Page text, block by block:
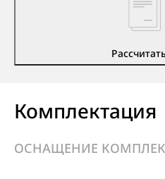
Комплектация
ОСНАЩЕНИЕ